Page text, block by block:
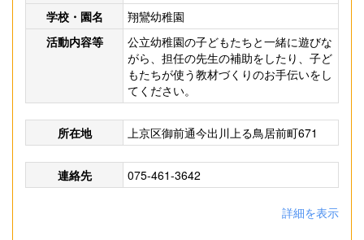
学校・園名
翔鸞幼稚園
活動内容等
公立幼稚園の子どもたちと一緒に遊びな
がら、担任の先生の補助をしたり、子ど
もたちが使う教材づくりのお手伝いをし
てください。
所在地 上京区御前通今出川上る鳥居前町671
連絡先 075-461-3642
詳細を表示